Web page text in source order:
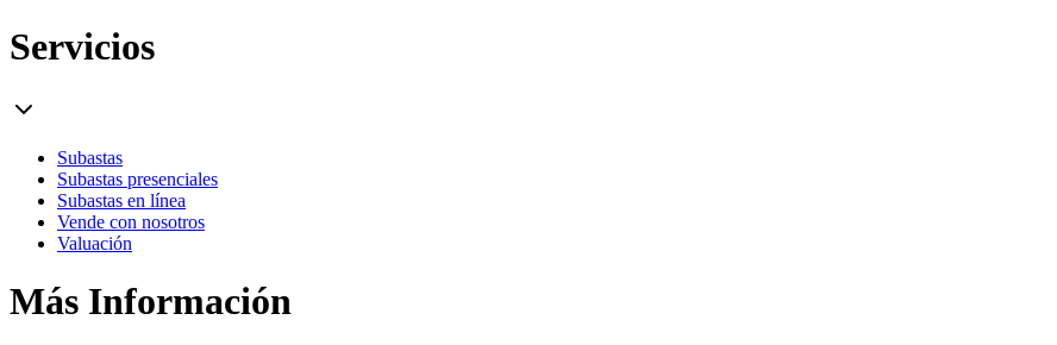
Servicios
Subastas
Subastas presenciales
Subastas en línea
Vende con nosotros
Valuación
Más Información